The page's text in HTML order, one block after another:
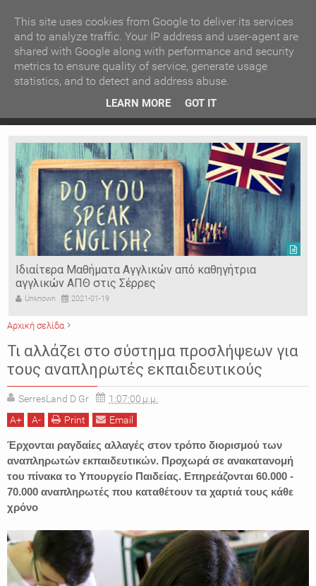
Ιερόσυλοι έκλεψαν τάματα από Ιερό Ναό στις Σέρρες
Ιδιαίτερα Μαθήματα Αγγλικών από καθηγήτρια
αγγλικών ΑΠΘ στις Σέρρες
Unknown 2021-01-19
Αρχική σελίδα
ΔΗΜΟΣΙΟΙ ΕΚΠΑΙΔΕΥΤΙΚΟΙ
ΕΙΔΗΣΕΙΣ ΕΚΠΑΙΔΕΥΣΗ
ΠΡΟΣΛΗΨΕΙΣ
Τι αλλάζει στο σύστημα προσλήψεων για
τους αναπληρωτές εκπαιδευτικούς
SerresLand D Gr
1:07:00 μ.μ.
A+ A- Print Email
Έρχονται ραγδαίες αλλαγές στον τρόπο διορισμού των
αναπληρωτών εκπαιδευτικών. Προχωρά σε ανακατανομή
του πίνακα το Υπουργείο Παιδείας. Επηρεάζονται 60.000 -
70.000 αναπληρωτές που καταθέτουν τα χαρτιά τους κάθε
χρόνο
ΚΕΝΤΡΙΚΗ ΑΝΑ ΚΑΤΗΓΟΡΙΑ
ΕΙΔΗΣΕΙΣ ΑΝΑ ΠΕΡΙΟΧΗ
ΠΡΟΣΦΑΤΑ ΝΕΑ
Ν. ΣΕΡΡΩΝ Η ΓΗ ΜΑΣ
ΤΥΧΑΙΕΣ ΑΝΑΡΤΗΣΕΙΣ/ΑΡΘΡΑ
Serres Racing Circuit
Panserraikos FC
Ikaroi B.C.
This site uses cookies from Google to deliver its services
and to analyze traffic. Your IP address and user-agent are
shared with Google along with performance and security
metrics to ensure quality of service, generate usage
statistics, and to detect and address abuse.
LEARN MORE GOT IT